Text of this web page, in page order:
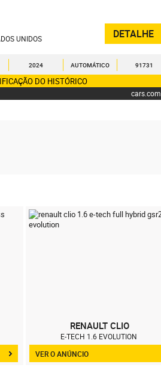
UNIDOS DETALHE
2024 AUTOMÁTICO 91731
DO HISTÓRICO
cars.com
RENAULT CLIO
E-TECH 1.6 EVOLUTION
VER O ANÚNCIO